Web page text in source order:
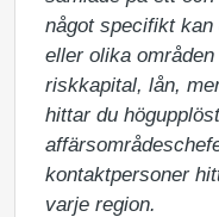
något specifikt
eller olika
riskkapital, lån,
hittar du
kontaktpersoner
varje region.